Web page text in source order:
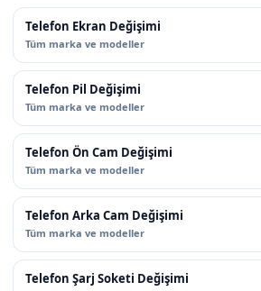
Telefon Ekran Değişimi
Tüm marka ve modeller
Telefon Pil Değişimi
Tüm marka ve modeller
Telefon Ön Cam Değişimi
Tüm marka ve modeller
Telefon Arka Cam Değişimi
Tüm marka ve modeller
Telefon Şarj Soketi Değişimi